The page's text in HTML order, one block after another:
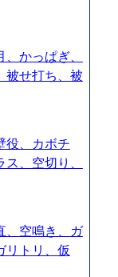
かっぱぎ、
被せ打ち、被
役、カボチ
、空切り、
、空鳴き、ガ
リトリ、仮